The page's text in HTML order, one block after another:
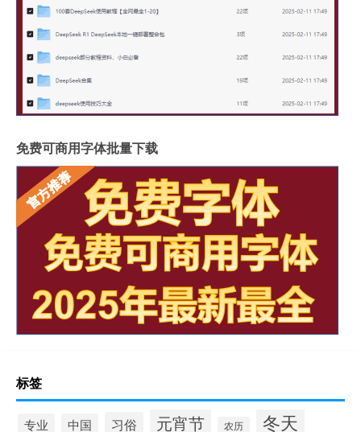
免费可商用字体批量下载
标签
专业 中国 习俗 元宵节 农历 冬天